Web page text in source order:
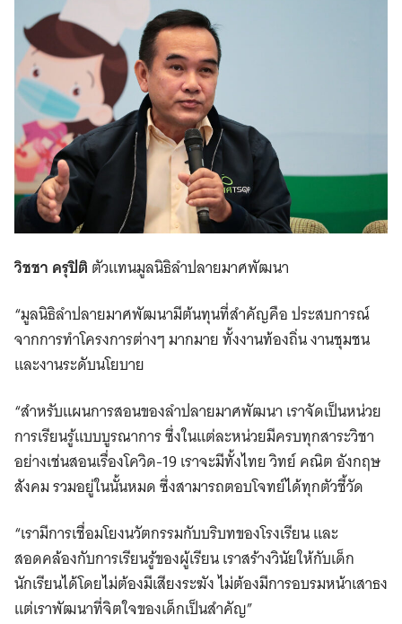
Search
for:
วิชชา ครุปิติ ตัวแทนมูลนิธิลำปลายมาศพัฒนา
“มูลนิธิลำปลายมาศพัฒนามีต้นทุนที่สำคัญคือ ประสบการณ์
จากการทำโครงการต่างๆ มากมาย ทั้งงานท้องถิ่น งานชุมชน
และงานระดับนโยบาย
“สำหรับแผนการสอนของลำปลายมาศพัฒนา เราจัดเป็นหน่วย
การเรียนรู้แบบบูรณาการ ซึ่งในแต่ละหน่วยมีครบทุกสาระวิชา
อย่างเช่นสอนเรื่องโควิด-19 เราจะมีทั้งไทย วิทย์ คณิต อังกฤษ
สังคม รวมอยู่ในนั้นหมด ซึ่งสามารถตอบโจทย์ได้ทุกตัวชี้วัด
“เรามีการเชื่อมโยงนวัตกรรมกับบริบทของโรงเรียน และ
สอดคล้องกับการเรียนรู้ของผู้เรียน เราสร้างวินัยให้กับเด็ก
นักเรียนได้โดยไม่ต้องมีเสียงระฆัง ไม่ต้องมีการอบรมหน้าเสาธง
แต่เราพัฒนาที่จิตใจของเด็กเป็นสำคัญ”